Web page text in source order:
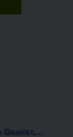
Graffet,...